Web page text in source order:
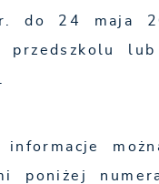
do 24 maja
przedszkolu
informacje
poniżej